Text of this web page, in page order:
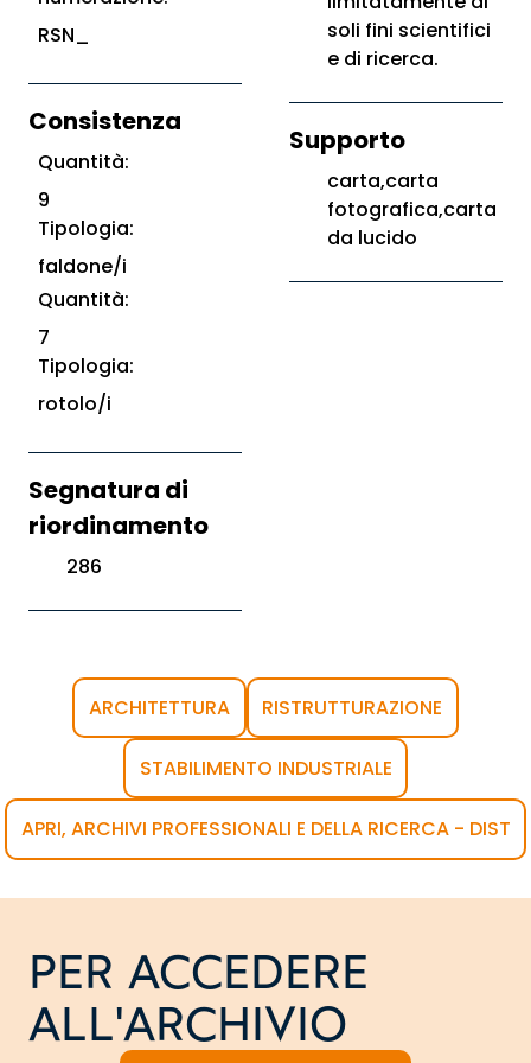
RSN_
Consistenza
Quantità:
9
Tipologia:
faldone/i
Quantità:
7
Tipologia:
rotolo/i
Segnatura di
riordinamento
286
soli fini scientifici
e di ricerca.
Supporto
carta,carta
fotografica,carta
da lucido
ARCHITETTURA RISTRUTTURAZIONE
STABILIMENTO INDUSTRIALE
APRI, ARCHIVI PROFESSIONALI E DELLA RICERCA - DIST
PER ACCEDERE
ALL'ARCHIVIO